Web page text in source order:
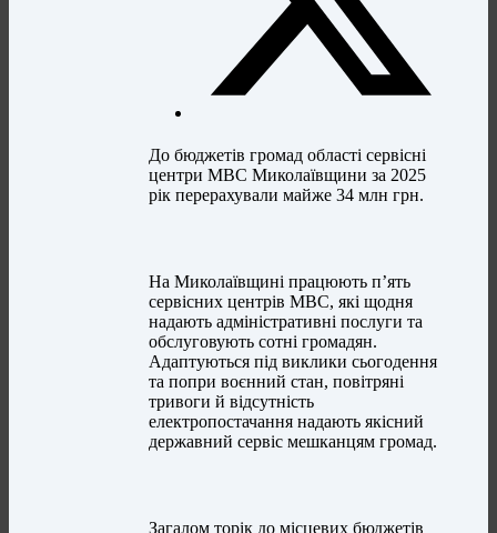
До бюджетів громад області сервісні
центри МВС Миколаївщини за 2025
рік перерахували майже 34 млн грн.
На Миколаївщині працюють п’ять
сервісних центрів МВС, які щодня
надають адміністративні послуги та
обслуговують сотні громадян.
Адаптуються під виклики сьогодення
та попри воєнний стан, повітряні
тривоги й відсутність
електропостачання надають якісний
державний сервіс мешканцям громад.
Загалом торік до місцевих бюджетів